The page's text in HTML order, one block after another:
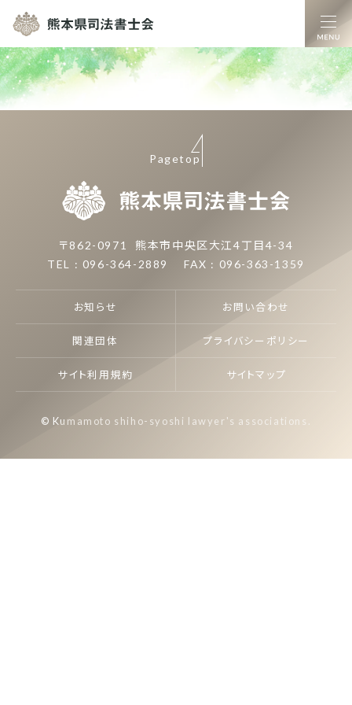
熊本県司法書士
〒862-0971
熊本市中央区大江4丁目4-34
TEL : 096-364-2889
FAX : 096-363-1359
お知らせ お問い合わせ
関連団体 プライバシーポリシー
サイト利用規約 サイトマップ
Pagetop
© Kumamoto shiho-syoshi lawyer's associations.